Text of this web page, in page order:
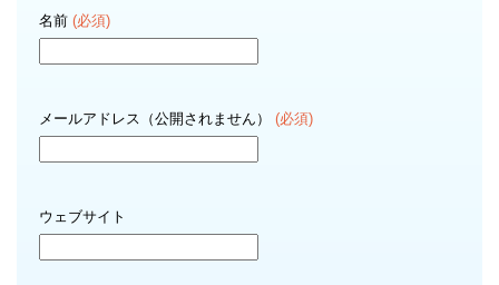
名前 (必須)
メールアドレス（公開されません） (必須)
ウェブサイト